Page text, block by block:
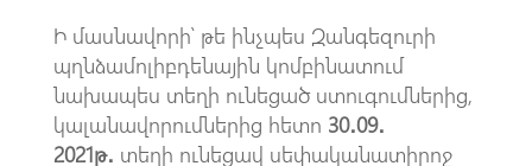
Ի մասնավորի՝ թե ինչպես Զանգեզուրի
պղնձամոլիբդենային կոմբինատում
նախապես տեղի ունեցած ստուգումներից,
կալանավորումներից հետո 30․09․
2021թ․ տեղի ունեցավ սեփականատիրոջ